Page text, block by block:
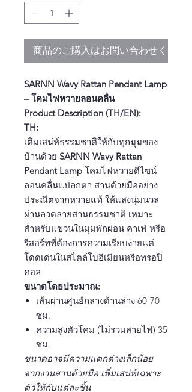
商品のご購入はお問い合わせください
SARNN Wavy Rattan Pendant Lamp
– โคมไฟหวายลอนคลื่น
Product Description (TH/EN):
TH:
เติมเสน่ห์ธรรมชาติให้กับทุกมุมของ
บ้านด้วย SARNN Wavy Rattan
Pendant Lamp โคมไฟหวายดีไซน์
ลอนคลื่นแปลกตา สานด้วยมืออย่าง
ประณีตจากหวายแท้ ให้แสงนุ่มนวล
ผ่านลวดลายสานธรรมชาติ เหมาะ
สำหรับแขวนในมุมพักผ่อน คาเฟ่ หรือ
รีสอร์ทที่ต้องการความเรียบง่ายแต่
โดดเด่นในสไตล์โบฮีเมียนหรือทรอปิ
คอล
ขนาดโดยประมาณ:
เส้นผ่านศูนย์กลางด้านล่าง 60-70
ซม.
ความสูงตัวโคม (ไม่รวมสายไฟ) 35
ซม.
ขนาดอาจมีความแตกต่างเล็กน้อย
จากงานสานด้วยมือ เพิ่มเสน่ห์เฉพาะ
ตัวให้กับแต่ละชิ้น